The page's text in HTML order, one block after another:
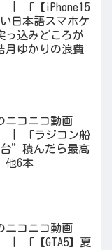
| 「【iPhone15
日本語スマホケ
っ込みどころが
月ゆかりの浪費
ニコニコ動画
| 「ラジコン船
”積んだら最高
他6本
ニコニコ動画
| 「【GTA5】夏